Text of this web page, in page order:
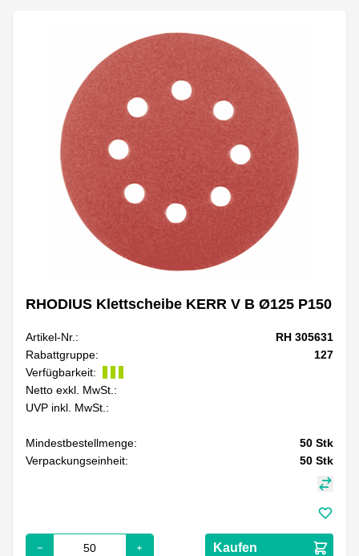
RHODIUS Klettscheibe KERR V B Ø125 P150
Artikel-Nr.:
RH 305631
Rabattgruppe:
127
Verfügbarkeit:
Netto exkl. MwSt.:
UVP inkl. MwSt.:
Mindestbestellmenge: 50 Stk
Verpackungseinheit:
50 Stk
Kaufen